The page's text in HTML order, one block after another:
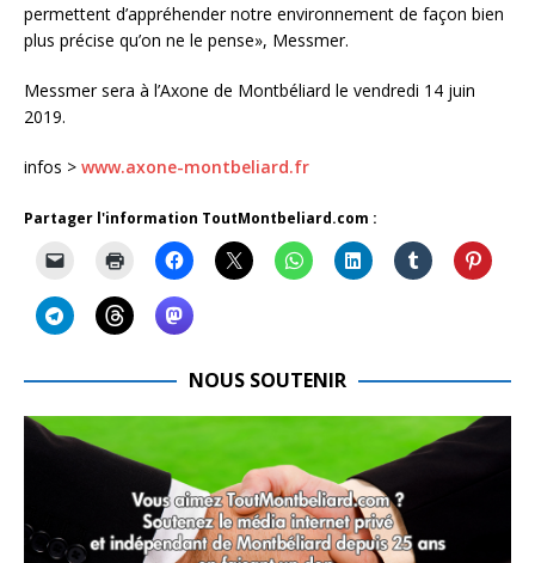
permettent d’appréhender notre environnement de façon bien
plus précise qu’on ne le pense», Messmer.
Messmer sera à l’Axone de Montbéliard le vendredi 14 juin
2019.
infos > www.axone-montbeliard.fr
Partager l'information ToutMontbeliard.com :
NOUS SOUTENIR